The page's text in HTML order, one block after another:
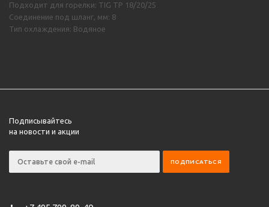
Подходит для горелки: TIG TP 18/20/25
Соединение под шланг, мм: 8
Тип охлаждения: Водяное
Подписывайтесь
на новости и акции